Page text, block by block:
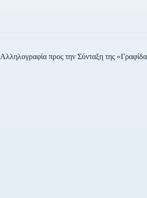
Αλληλογραφία προς την Σύνταξη της